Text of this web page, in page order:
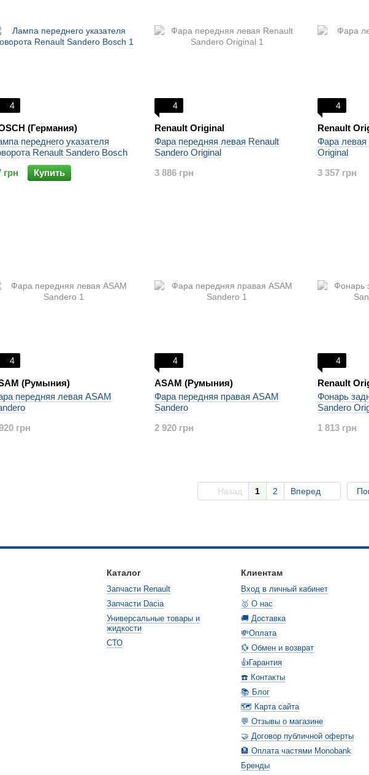
4
(Германия)
переднего указателя
Renault Sandero Bosch
грн
Купить
4
Renault Original
Фара передняя левая Renault
Sandero Original
3 886 грн
4
Renault
Фара левая
Original
3 357 грн
4
(Румыния)
передняя левая ASAM
грн
4
ASAM (Румыния)
Фара передняя правая ASAM
Sandero
2 920 грн
4
Renault
Фонарь
Sandero
1 813 грн
Назад 1 2 Вперед
Каталог
Запчасти Renault
Запчасти Dacia
Универсальные товары и
жидкости
СТО
Клиентам
Вход в личный кабинет
🥇 О нас
🚚 Доставка
💸Оплата
💱 Обмен и возврат
👍Гарантия
☎️ Контакты
📚 Блог
🗺️ Карта сайта
💬 Отзывы о магазине
🤝 Договор публичной оферты
🏦 Оплата частями Monobank
Бренды